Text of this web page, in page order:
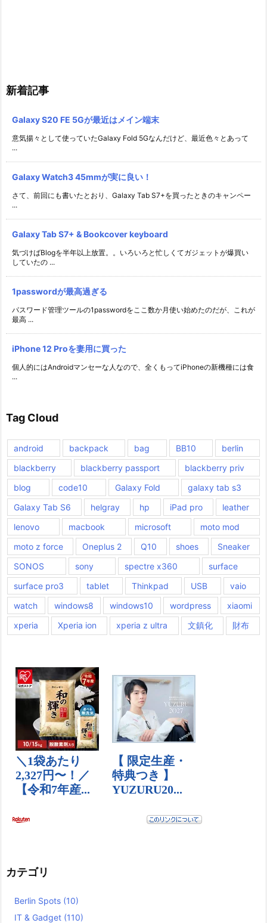
新着記事
Galaxy S20 FE 5Gが最近はメイン端末
意気揚々として使っていたGalaxy Fold 5Gなんだけど、最近色々とあって
...
Galaxy Watch3 45mmが実に良い！
さて、前回にも書いたとおり、Galaxy Tab S7+を買ったときのキャンペー
...
Galaxy Tab S7+ & Bookcover keyboard
気づけばBlogを半年以上放置。。いろいろと忙しくてガジェットが爆買い
していたの ...
1passwordが最高過ぎる
パスワード管理ツールの1passwordをここ数か月使い始めたのだが、これが
最高 ...
iPhone 12 Proを妻用に買った
個人的にはAndroidマンセーな人なので、全くもってiPhoneの新機種には食
...
Tag Cloud
android backpack bag BB10
berlin
blackberry
blackberry passport
blackberry priv
blog
code10 Galaxy Fold
galaxy tab s3
Galaxy Tab S6
helgray hp iPad pro
leather
lenovo
macbook microsoft
moto mod
moto z force
Oneplus 2 Q10 shoes
Sneaker
SONOS
sony spectre x360
surface
surface pro3
tablet Thinkpad USB
vaio
watch
windows8 windows10 wordpress
xiaomi
xperia
Xperia ion xperia z ultra 文鎮化 財布
カテゴリ
Berlin Spots (10)
IT & Gadget (110)